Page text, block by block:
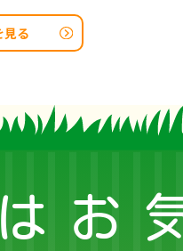
見る
お